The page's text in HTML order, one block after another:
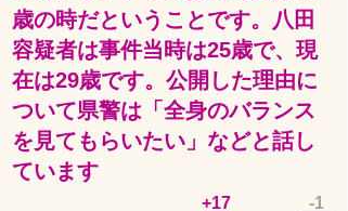
歳の時だということです。八田
容疑者は事件当時は25歳で、現
在は29歳です。公開した理由に
ついて県警は「全身のバランス
を見てもらいたい」などと話し
ています
-1
+17